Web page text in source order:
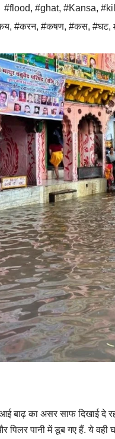
#flood, #ghat, #Kansa,
, #करन, #कषण, #कस, #घट,
बाढ़ का असर साफ दिखाई दे
पिलर पानी में डूब गए हैं. ये